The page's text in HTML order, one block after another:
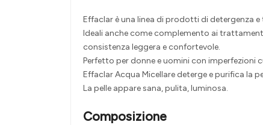
Effaclar è una linea di prodotti di detergenza
Ideali anche come complemento ai
consistenza leggera e confortevole.
Perfetto per donne e uomini con imperfezioni
Effaclar Acqua Micellare deterge e purifica la
La pelle appare sana, pulita, luminosa.
Composizione